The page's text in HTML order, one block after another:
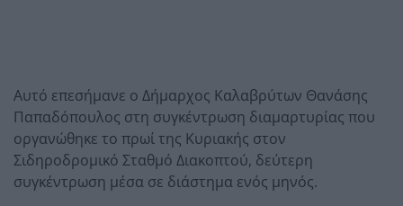
Αυτό επεσήμανε ο Δήμαρχος Καλαβρύτων Θανάσης
Παπαδόπουλος στη συγκέντρωση διαμαρτυρίας που
οργανώθηκε το πρωί της Κυριακής στον
Σιδηροδρομικό Σταθμό Διακοπτού, δεύτερη
συγκέντρωση μέσα σε διάστημα ενός μηνός.